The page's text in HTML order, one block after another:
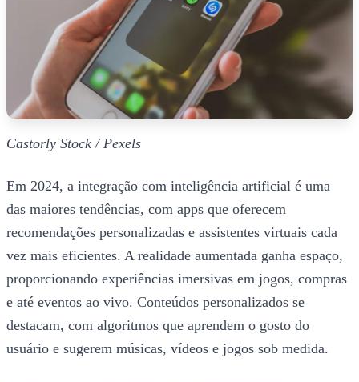
Castorly Stock / Pexels
Em 2024, a integração com inteligência artificial é uma
das maiores tendências, com apps que oferecem
recomendações personalizadas e assistentes virtuais cada
vez mais eficientes. A realidade aumentada ganha espaço,
proporcionando experiências imersivas em jogos, compras
e até eventos ao vivo. Conteúdos personalizados se
destacam, com algoritmos que aprendem o gosto do
usuário e sugerem músicas, vídeos e jogos sob medida.